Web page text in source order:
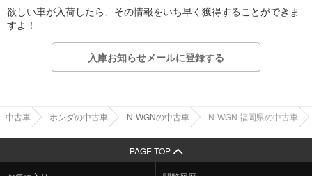
欲しい車が入荷したら、その情報をいち早く獲得することができま
すよ！
入庫お知らせメールに登録する
中古車 ホンダの中古車 N-WGNの中古車 N-WGN 福岡県の中古車
PAGE TOP